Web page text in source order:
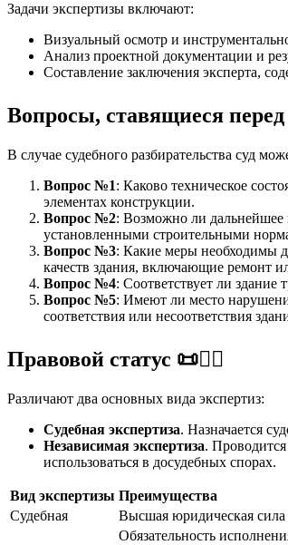
Задачи экспертизы включают:
Визуальный осмотр и
Анализ проектной документации и
Составление заключения эксперта,
Вопросы, ставящиеся
В случае судебного разбирательства суд
Вопрос №1: Каково техническое
элементах конструкции.
Вопрос №2: Возможно ли дальнейшее
установленными строительными
Вопрос №3: Какие меры необходимы
качеств здания, включающие ремонт
Вопрос №4: Соответствует ли здание
Вопрос №5: Имеют ли место
соответствия или несоответствия
Правовой статус 📜👮‍♂️
Различают два основных вида экспертиз:
Судебная экспертиза. Назначается
Независимая экспертиза.
использоваться в досудебных спорах.
Вид экспертизы Преимущества
Судебная
Высшая юридическая сила
Обязательность